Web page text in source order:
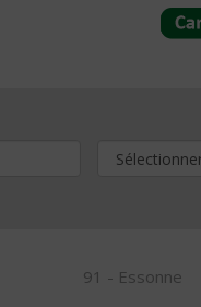
91 - Essonne